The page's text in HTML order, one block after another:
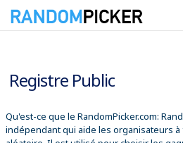
Registre Public
Qu'est-ce que le RandomPicker.com:
indépendant qui aide les organisateurs